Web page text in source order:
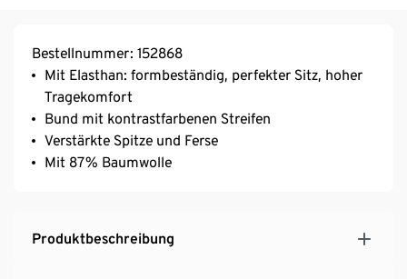
Bestellnummer: 152868
Mit Elasthan: formbeständig, perfekter Sitz, hoher
Tragekomfort
Bund mit kontrastfarbenen Streifen
Verstärkte Spitze und Ferse
Mit 87% Baumwolle
Produktbeschreibung